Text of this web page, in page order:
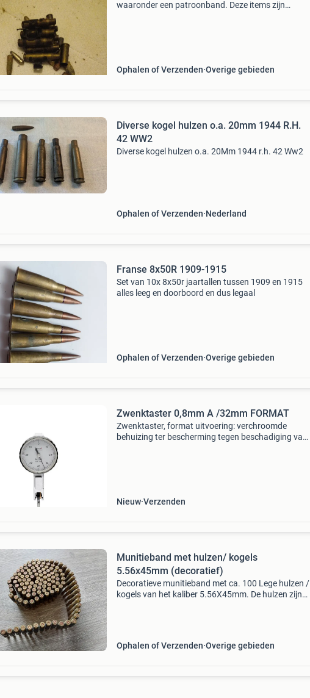
waaronder een patroonband. Deze items zijn
Ophalen of Verzenden Overige gebieden
Diverse kogel hulzen o.a. 20mm 1944 R.H.
42 WW2
Diverse kogel hulzen o.a. 20Mm 1944 r.h. 42 Ww2
Ophalen of Verzenden Nederland
Franse 8x50R 1909-1915
Set van 10x 8x50r jaartallen tussen 1909 en 1915
alles leeg en doorboord en dus legaal
Ophalen of Verzenden Overige gebieden
Zwenktaster 0,8mm A /32mm FORMAT
Zwenktaster, format uitvoering: verchroomde
behuizing ter bescherming tegen beschadiging van
Nieuw Verzenden
Munitieband met hulzen/ kogels
5.56x45mm (decoratief)
Decoratieve munitieband met ca. 100 Lege hulzen /
kogels van het kaliber 5.56X45mm. De hulzen zijn
Ophalen of Verzenden Overige gebieden